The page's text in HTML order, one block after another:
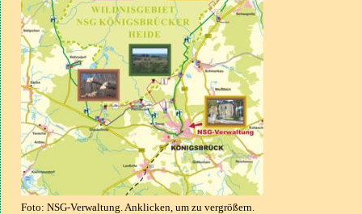
Foto: NSG-Verwaltung. Anklicken, um zu vergrößern.